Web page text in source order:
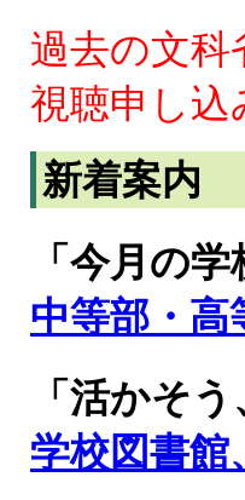
過去の文科
視聴申し込
新着案内
「今月の
中等部・高
「活かそ
学校図書